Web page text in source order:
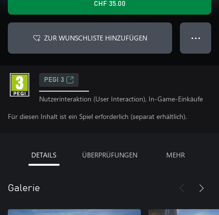
CHF 35.00
ZUR WUNSCHLISTE HINZUFÜGEN ● ● ●
PEGI 3
Nutzerinteraktion (User Interaction), In-Game-Einkäufe
Für diesen Inhalt ist ein Spiel erforderlich (separat erhältlich).
DETAILS ÜBERPRÜFUNGEN MEHR
Galerie